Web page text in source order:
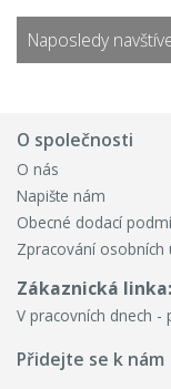
Naposledy
O společnosti
O nás
Napište nám
Obecné dodací
Zpracování osobních
Zákaznická linka:
V pracovních dnech
Přidejte se k nám